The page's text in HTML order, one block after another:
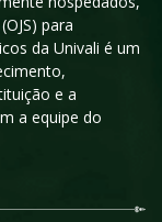
para
da Univali é um
e a
a equipe do